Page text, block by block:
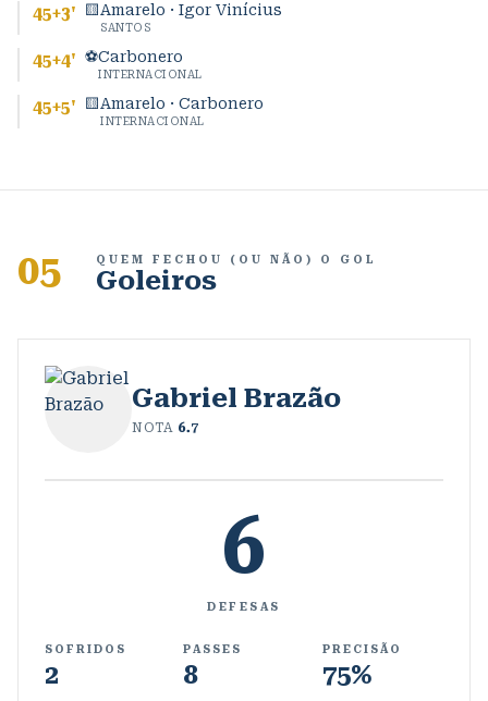
45+3' 🟨Amarelo · Igor Vinícius
SANTOS
45+4' ⚽Carbonero
INTERNACIONAL
45+5' 🟨Amarelo · Carbonero
INTERNACIONAL
05 QUEM FECHOU (OU NÃO) O GOL
Goleiros
Gabriel Brazão
NOTA 6.7
6
DEFESAS
SOFRIDOS
2
PASSES
8
PRECISÃO
75%